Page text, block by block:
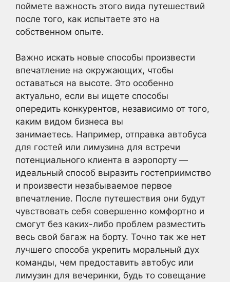
поймете важность этого вида путешествий
после того, как испытаете это на
собственном опыте.
Важно искать новые способы произвести
впечатление на окружающих, чтобы
оставаться на высоте. Это особенно
актуально, если вы ищете способы
опередить конкурентов, независимо от того,
каким видом бизнеса вы
занимаетесь. Например, отправка автобуса
для гостей или лимузина для встречи
потенциального клиента в аэропорту —
идеальный способ выразить гостеприимство
и произвести незабываемое первое
впечатление. После путешествия они будут
чувствовать себя совершенно комфортно и
смогут без каких-либо проблем разместить
весь свой багаж на борту. Точно так же нет
лучшего способа укрепить моральный дух
команды, чем предоставить автобус или
лимузин для вечеринки, будь то совещание